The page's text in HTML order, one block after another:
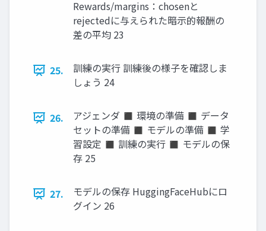
Rewards/margins：chosenと
rejectedに与えられた暗示的報酬の
差の平均 23
25.
訓練の実行 訓練後の様子を確認しま
しょう 24
26.
アジェンダ ◼ 環境の準備 ◼ データ
セットの準備 ◼ モデルの準備 ◼ 学
習設定 ◼ 訓練の実行 ◼ モデルの保
存 25
27.
モデルの保存 HuggingFaceHubにロ
グイン 26